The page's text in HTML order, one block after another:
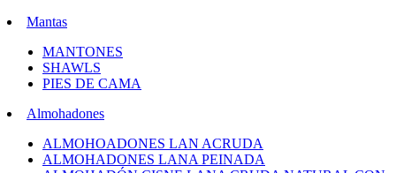
Mantas
MANTONES
SHAWLS
PIES DE CAMA
Almohadones
ALMOHOADONES LAN ACRUDA
ALMOHADONES LANA PEINADA